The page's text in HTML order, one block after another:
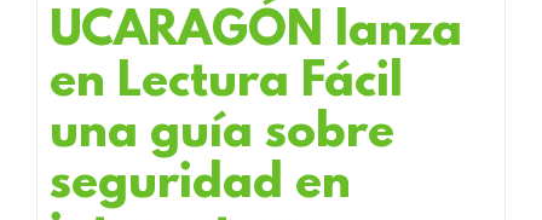
UCARAGÓN lanza
en Lectura Fácil
una guía sobre
seguridad en